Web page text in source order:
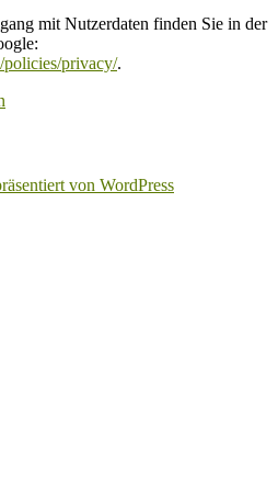
mit Nutzerdaten finden Sie in der
privacy/.
von WordPress